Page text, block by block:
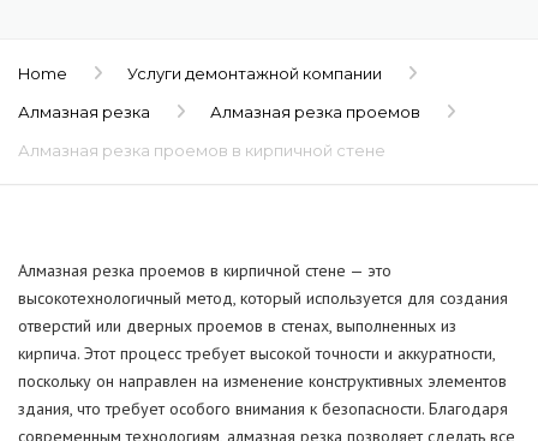
Home
Услуги демонтажной компании
Алмазная резка
Алмазная резка проемов
Алмазная резка проемов в кирпичной стене
Алмазная резка проемов в кирпичной стене — это
высокотехнологичный метод, который используется для создания
отверстий или дверных проемов в стенах, выполненных из
кирпича. Этот процесс требует высокой точности и аккуратности,
поскольку он направлен на изменение конструктивных элементов
здания, что требует особого внимания к безопасности. Благодаря
современным технологиям, алмазная резка позволяет сделать все